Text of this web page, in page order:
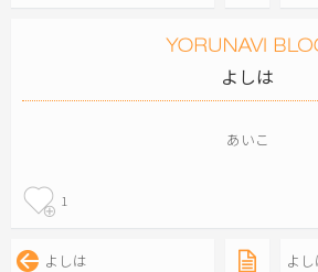
よしは
あいこ
1
よしは よ